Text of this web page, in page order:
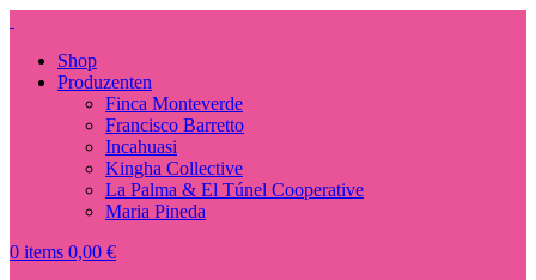
Shop
Produzenten
Finca Monteverde
Francisco Barretto
Incahuasi
Kingha Collective
La Palma & El Túnel Cooperative
Maria Pineda
0 items 0,00 €